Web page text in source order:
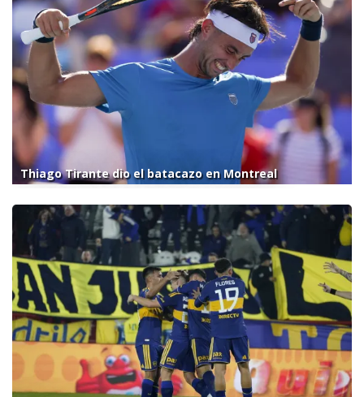
Thiago Tirante dio el batacazo en Montreal